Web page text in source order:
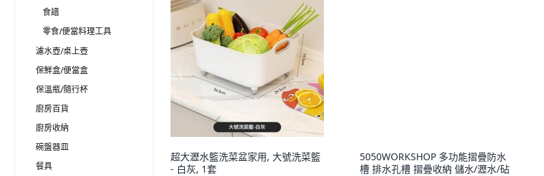
食譜
零食/便當料理工具
濾水壺/桌上壺
保鮮盒/便當盒
保溫瓶/隨行杯
廚房百貨
廚房收納
碗盤器皿
餐具
超大瀝水籃洗菜盆家用, 大號洗菜籃
- 白灰, 1套